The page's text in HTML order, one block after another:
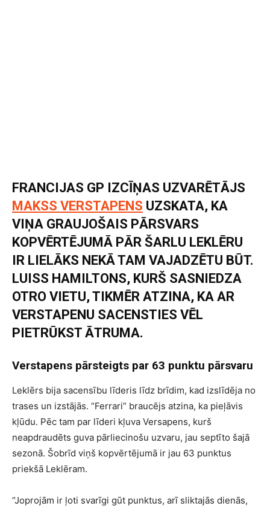
FRANCIJAS GP IZCĪŅAS UZVARĒTĀJS
MAKSS VERSTAPENS UZSKATA, KA
VIŅA GRAUJOŠAIS PĀRSVARS
KOPVĒRTĒJUMĀ PĀR ŠARLU LEKLĒRU
IR LIELĀKS NEKĀ TAM VAJADZĒTU BŪT.
LUISS HAMILTONS, KURŠ SASNIEDZA
OTRO VIETU, TIKMĒR ATZINA, KA AR
VERSTAPENU SACENSTIES VĒL
PIETRŪKST ĀTRUMA.
Verstapens pārsteigts par 63 punktu pārsvaru
Leklērs bija sacensību līderis līdz brīdim, kad izslīdēja no
trases un izstājās. “Ferrari” braucējs atzina, ka pieļāvis
kļūdu. Pēc tam par līderi kļuva Versapens, kurš
neapdraudēts guva pārliecinošu uzvaru, jau septīto šajā
sezonā. Šobrīd viņš kopvērtējumā ir jau 63 punktus
priekšā Leklēram.
“Joprojām ir ļoti svarīgi gūt punktus, arī sliktajās dienās,